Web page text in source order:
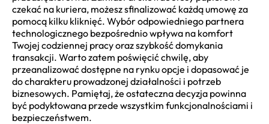
czekać na kuriera, możesz sfinalizować każdą umowę za
pomocą kilku kliknięć. Wybór odpowiedniego partnera
technologicznego bezpośrednio wpływa na komfort
Twojej codziennej pracy oraz szybkość domykania
transakcji. Warto zatem poświęcić chwilę, aby
przeanalizować dostępne na rynku opcje i dopasować je
do charakteru prowadzonej działalności i potrzeb
biznesowych. Pamiętaj, że ostateczna decyzja powinna
być podyktowana przede wszystkim funkcjonalnościami i
bezpieczeństwem.